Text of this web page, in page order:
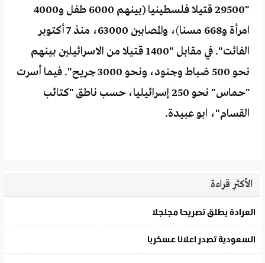
"29500 قتيلا فلسطينيا (بينهم 6000 طفل و4000
امرأة و668 مسنا)، والمصابين 63000، منذ 7 أكتوبر
الفائت". في مقابل "1400 قتيلا من الاسرائيلين بينهم
نحو 500 ضباط وجنود، ونحو 3000 جريح". فيما أسرت
"حماس" نحو 250 إسرائيليا، حسب ناطق "كتائب
القسام"، ابو عبيدة.
الأكثر قراءة